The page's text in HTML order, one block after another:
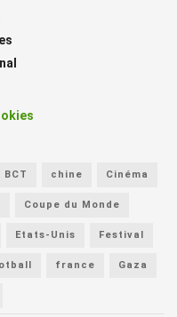
BCT chine Cinéma
Coupe du Monde
Etats-Unis Festival
france Gaza